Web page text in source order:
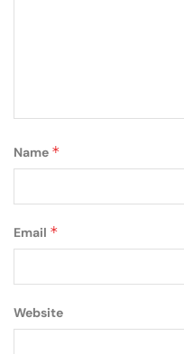
Name *
Email *
Website